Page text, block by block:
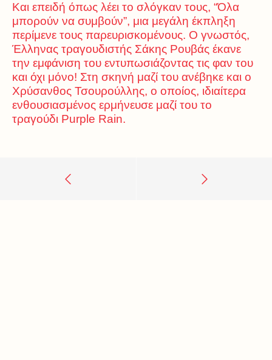
Και επειδή όπως λέει το σλόγκαν τους, “Όλα
μπορούν να συμβούν”, μια μεγάλη έκπληξη
περίμενε τους παρευρισκομένους. Ο γνωστός,
Έλληνας τραγουδιστής Σάκης Ρουβάς έκανε
την εμφάνιση του εντυπωσιάζοντας τις φαν του
και όχι μόνο! Στη σκηνή μαζί του ανέβηκε και ο
Χρύσανθος Τσουρούλλης, ο οποίος, ιδιαίτερα
ενθουσιασμένος ερμήνευσε μαζί του το
τραγούδι Purple Rain.